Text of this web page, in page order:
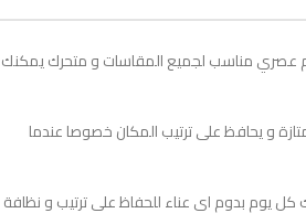
عصري مناسب لجميع المقاسات و متحرك يمكنك
و يحافظ على ترتيب المكان خصوصا عندما
يوم بدوم اى عناء للحفاظ على ترتيب و نظافة